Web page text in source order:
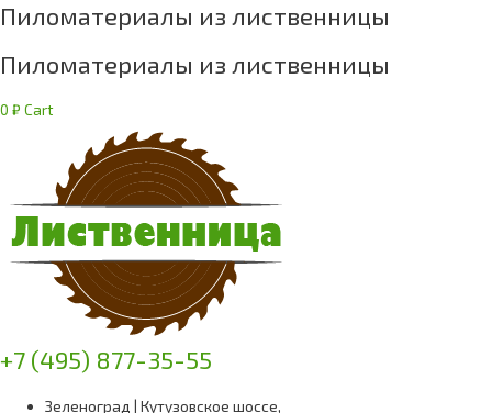
Пиломатериалы из лиственницы
Пиломатериалы из лиственницы
0 ₽ Cart
+7 (495) 877-35-55
Зеленоград | Кутузовское шоссе,